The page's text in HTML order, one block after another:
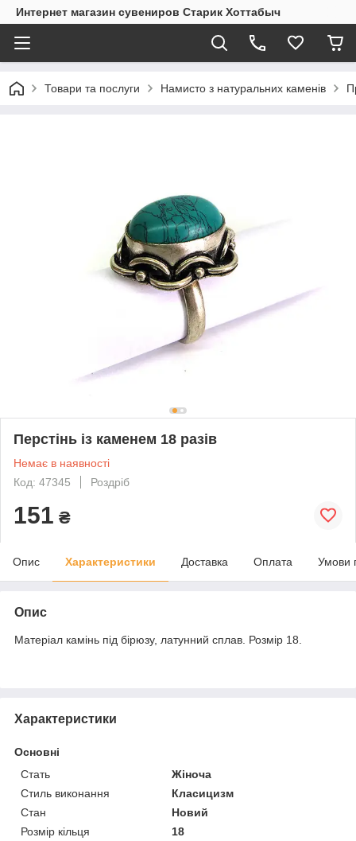
Интернет магазин сувениров Старик Хоттабыч
Товари та послуги Намисто з натуральних каменів
Перстінь із каменем 18 разів
Немає в наявності
Код: 47345
Роздріб
151 ₴
Опис Характеристики Доставка Оплата Умови
Опис
Матеріал камінь під бірюзу, латунний сплав. Розмір 18.
Характеристики
Основні
Стать
Жіноча
Стиль виконання
Класицизм
Стан
Новий
Розмір кільця
18